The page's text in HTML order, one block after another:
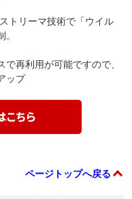
トリーマ技術で「ウイル
再利用が可能ですので、
ップ
ページトップへ戻る